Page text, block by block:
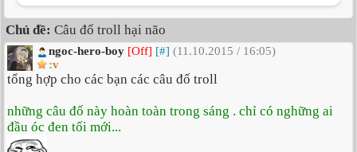
Chủ đề: Câu đố troll hại não
ngoc-hero-boy [Off] [#] (11.10.2015 / 16:05)
:v
tổng hợp cho các bạn các câu đố troll
những câu đố này hoàn toàn trong sáng . chỉ có nghững ai
đầu óc đen tối mới...